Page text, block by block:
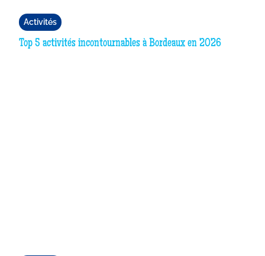
Activités
Top 5 activités incontournables à Bordeaux en 2026